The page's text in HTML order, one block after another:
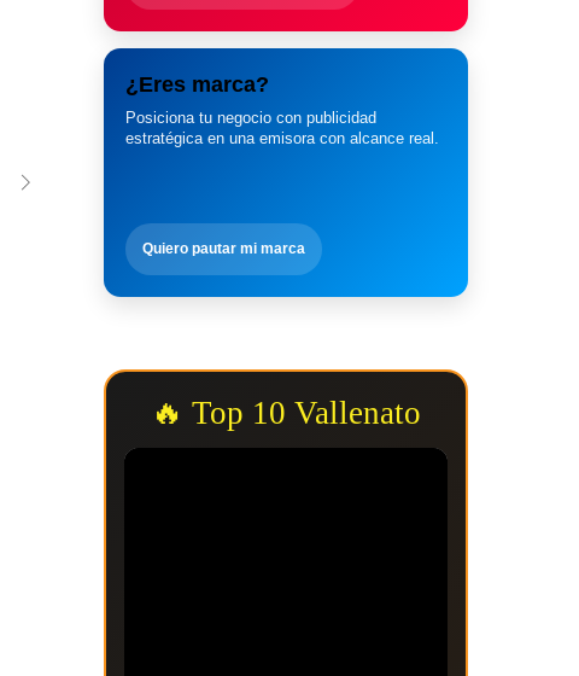
¿Eres marca?
Posiciona tu negocio con publicidad
estratégica en una emisora con alcance real.
Quiero pautar mi marca
🔥 Top 10 Vallenato